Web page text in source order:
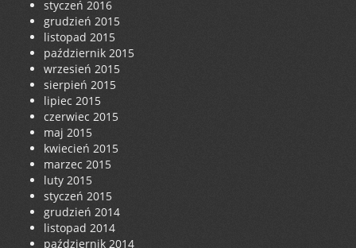
styczeń 2016
grudzień 2015
listopad 2015
październik 2015
wrzesień 2015
sierpień 2015
lipiec 2015
czerwiec 2015
maj 2015
kwiecień 2015
marzec 2015
luty 2015
styczeń 2015
grudzień 2014
listopad 2014
październik 2014